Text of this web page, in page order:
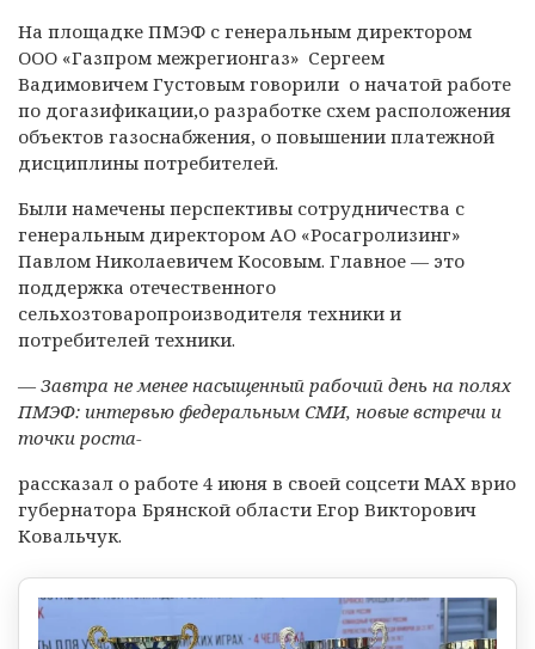
На площадке ПМЭФ с генеральным директором
ООО «Газпром межрегионгаз» Сергеем
Вадимовичем Густовым говорили о начатой работе
по догазификации,о разработке схем расположения
объектов газоснабжения, о повышении платежной
дисциплины потребителей.
Были намечены перспективы сотрудничества с
генеральным директором АО «Росагролизинг»
Павлом Николаевичем Косовым. Главное — это
поддержка отечественного
сельхозтоваропроизводителя техники и
потребителей техники.
— Завтра не менее насыщенный рабочий день на полях
ПМЭФ: интервью федеральным СМИ, новые встречи и
точки роста-
рассказал о работе 4 июня в своей соцсети МАХ врио
губернатора Брянской области Егор Викторович
Ковальчук.